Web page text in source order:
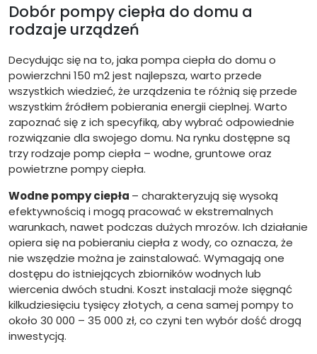
Dobór pompy ciepła do domu a
rodzaje urządzeń
Decydując się na to, jaka pompa ciepła do domu o
powierzchni 150 m2 jest najlepsza, warto przede
wszystkich wiedzieć, że urządzenia te różnią się przede
wszystkim źródłem pobierania energii cieplnej. Warto
zapoznać się z ich specyfiką, aby wybrać odpowiednie
rozwiązanie dla swojego domu. Na rynku dostępne są
trzy rodzaje pomp ciepła – wodne, gruntowe oraz
powietrzne pompy ciepła.
Wodne pompy ciepła – charakteryzują się wysoką
efektywnością i mogą pracować w ekstremalnych
warunkach, nawet podczas dużych mrozów. Ich działanie
opiera się na pobieraniu ciepła z wody, co oznacza, że
nie wszędzie można je zainstalować. Wymagają one
dostępu do istniejących zbiorników wodnych lub
wiercenia dwóch studni. Koszt instalacji może sięgnąć
kilkudziesięciu tysięcy złotych, a cena samej pompy to
około 30 000 – 35 000 zł, co czyni ten wybór dość drogą
inwestycją.